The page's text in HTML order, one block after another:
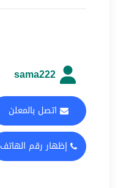
sama222
اتصل بالمعلن
إظهار رقم الهاتف